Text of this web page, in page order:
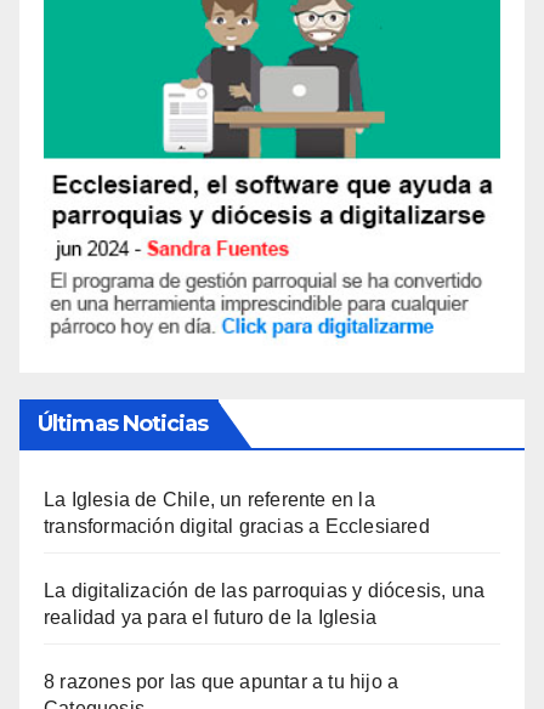
Últimas Noticias
La Iglesia de Chile, un referente en la
transformación digital gracias a Ecclesiared
La digitalización de las parroquias y diócesis, una
realidad ya para el futuro de la Iglesia
8 razones por las que apuntar a tu hijo a